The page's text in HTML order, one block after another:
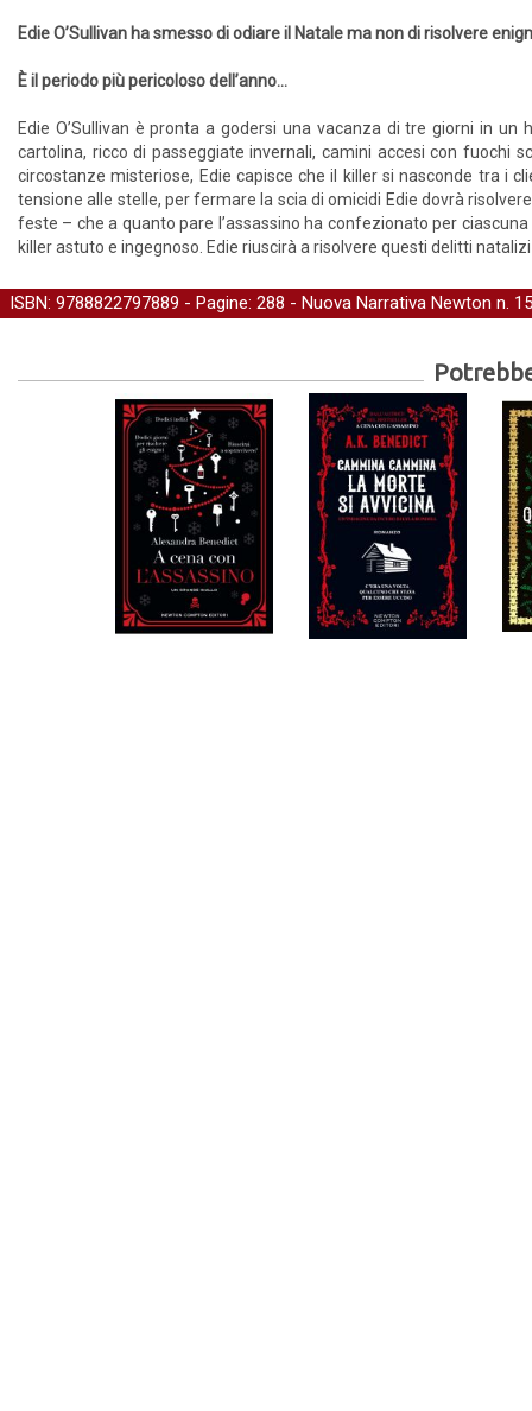
Edie O’Sullivan ha smesso di odiare il Natale ma non di risolvere
È il periodo più pericoloso dell’anno...
Edie O’Sullivan è pronta a godersi una vacanza di tre giorni in
cartolina, ricco di passeggiate invernali, camini accesi con fuochi
circostanze misteriose, Edie capisce che il killer si nasconde tra i
tensione alle stelle, per fermare la scia di omicidi Edie dovrà
feste – che a quanto pare l’assassino ha confezionato per
killer astuto e ingegnoso. Edie riuscirà a risolvere questi delitti
ISBN: 9788822797889 - Pagine: 288 - Nuova Narrativa Newton n.